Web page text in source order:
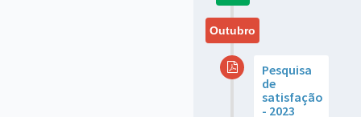
Outubro
Pesquisa
de
satisfação
- 2023